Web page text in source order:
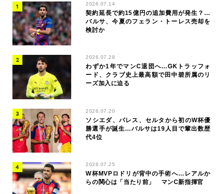
2026.07.14
契約延長で約15億円の追加費用が発生？…
バルサ、今夏のフェラン・トーレス売却を
検討か
2026.07.28
わずか1年でマンC退団へ…GKトラッフォ
ード、クラブ史上最高額で田中碧所属のリ
ーズ加入に迫る
2026.07.20
ソシエダ、パレス、セルタから初のW杯優
勝選手が誕生…バルサは19人目で輩出数歴
代4位
2026.07.25
W杯MVPロドリが背中の手術へ…レアルか
らの関心は「当たり前」 マンC新指揮官